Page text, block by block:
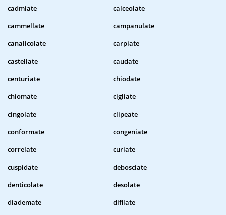
cadmiate
calceolate
cammellate
campanulate
canalicolate
carpiate
castellate
caudate
centuriate
chiodate
chiomate
cigliate
cingolate
clipeate
conformate
congeniate
correlate
curiate
cuspidate
debosciate
denticolate
desolate
diademate
difilate